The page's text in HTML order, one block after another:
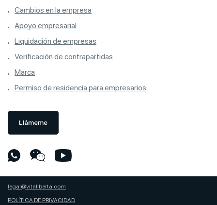
Cambios en la empresa
Apoyo empresarial
Liquidación de empresas
Verificación de contrapartidas
Marca
Permiso de residencia para empresarios
Llámeme
legal@vitaliberta.com
POLÍTICA DE PRIVACIDAD